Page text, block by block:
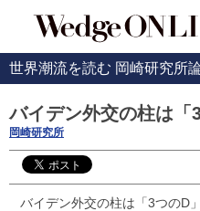
世界潮流を読む 岡崎研究所
バイデン外交の柱は「3
岡崎研究所
バイデン外交の柱は「3つのD